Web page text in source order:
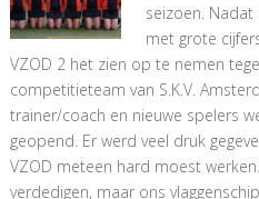
seizoen. Nadat
met grote
VZOD 2 het zien op te nemen
competitieteam van S.K.V.
trainer/coach en nieuwe spelers
geopend. Er werd veel druk
VZOD meteen hard moest
verdedigen, maar ons